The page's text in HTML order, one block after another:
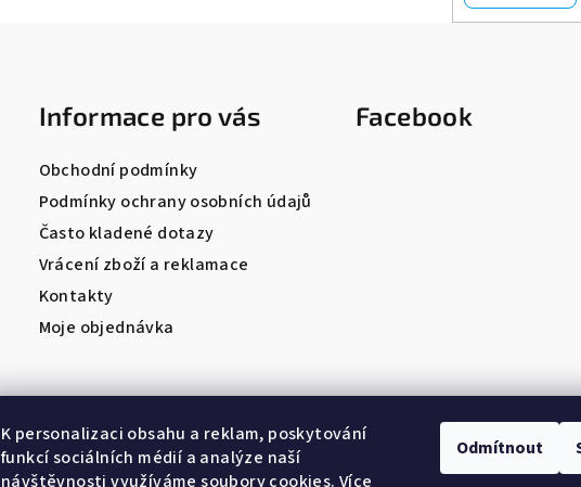
K personalizaci obsahu a reklam, poskytování
funkcí sociálních médií a analýze naší
návštěvnosti využíváme soubory cookies. Více
Odmítnout
Informace pro vás
Obchodní podmínky
Podmínky ochrany osobních údajů
Často kladené dotazy
Vrácení zboží a reklamace
Kontakty
Moje objednávka
Facebook